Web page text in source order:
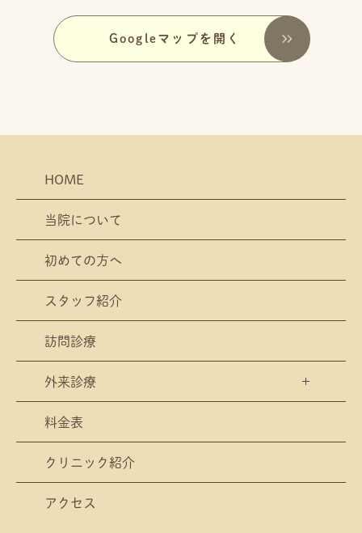
Googleマップを開く
HOME
当院について
初めての方へ
スタッフ紹介
訪問診療
外来診療
料金表
クリニック紹介
アクセス